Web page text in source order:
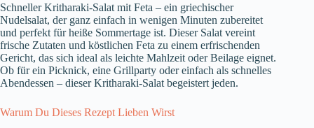
Schneller Kritharaki-Salat mit Feta – ein griechischer
Nudelsalat, der ganz einfach in wenigen Minuten zubereitet
und perfekt für heiße Sommertage ist. Dieser Salat vereint
frische Zutaten und köstlichen Feta zu einem erfrischenden
Gericht, das sich ideal als leichte Mahlzeit oder Beilage eignet.
Ob für ein Picknick, eine Grillparty oder einfach als schnelles
Abendessen – dieser Kritharaki-Salat begeistert jeden.
Warum Du Dieses Rezept Lieben Wirst